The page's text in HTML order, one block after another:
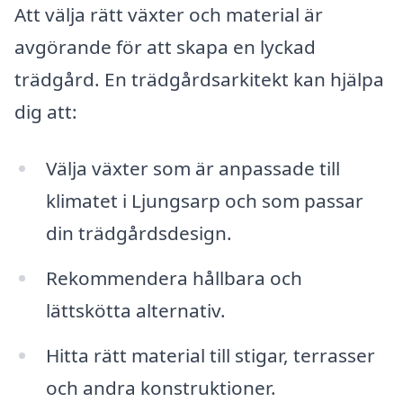
Att välja rätt växter och material är
avgörande för att skapa en lyckad
trädgård. En trädgårdsarkitekt kan hjälpa
dig att:
Välja växter som är anpassade till
klimatet i Ljungsarp och som passar
din trädgårdsdesign.
Rekommendera hållbara och
lättskötta alternativ.
Hitta rätt material till stigar, terrasser
och andra konstruktioner.